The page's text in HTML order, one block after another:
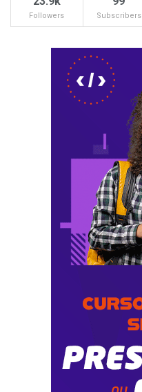
Followers Subscribers